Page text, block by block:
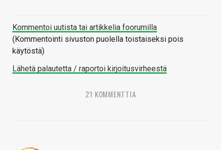
Kommentoi uutista tai artikkelia foorumilla
(Kommentointi sivuston puolella toistaiseksi pois
käytöstä)
Lähetä palautetta / raportoi kirjoitusvirheestä
21 KOMMENTTIA